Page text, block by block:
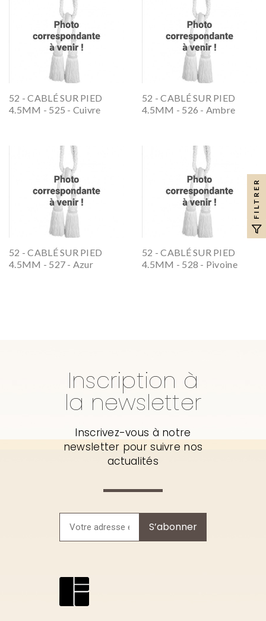
52 - CABLÉ SUR PIED
4.5MM - 525 - Cuivre
52 - CABLÉ SUR PIED
4.5MM - 526 - Ambre
52 - CABLÉ SUR PIED
4.5MM - 527 - Azur
52 - CABLÉ SUR PIED
4.5MM - 528 - Pivoine
Inscription à
la newsletter
Inscrivez-vous à notre
newsletter pour suivre nos
actualités
S’abonner
FILTRER